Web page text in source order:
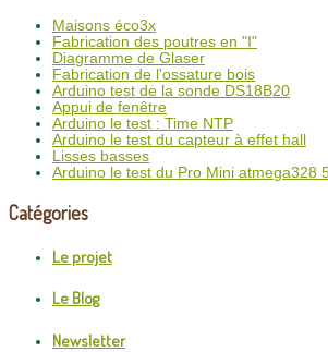
Maisons éco3x
Fabrication des poutres en "I"
Diagramme de Glaser
Fabrication de l'ossature bois
Arduino test de la sonde DS18B20
Appui de fenêtre
Arduino le test : Time NTP
Arduino le test du capteur à effet hall
Lisses basses
Arduino le test du Pro Mini atmega328
Catégories
Le projet
Le Blog
Newsletter